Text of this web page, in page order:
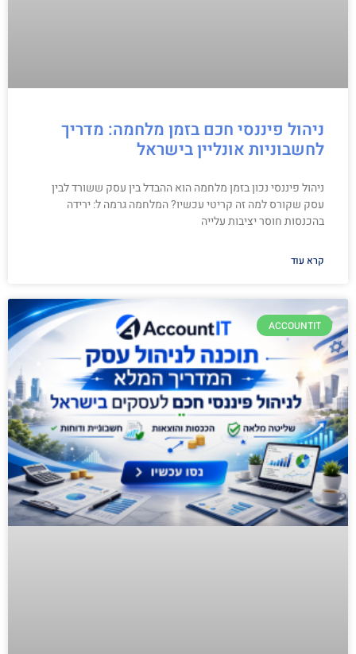
ניהול פיננסי חכם בזמן מלחמה: מדריך
לחשבוניות אונליין בישראל
ניהול פיננסי נכון בזמן מלחמה הוא ההבדל בין עסק ששורד לבין
עסק שקורס למה זה קריטי עכשיו? המלחמה גרמה ל: ירידה
בהכנסות חוסר יציבות עלייה
קרא עוד
ACCOUNTIT